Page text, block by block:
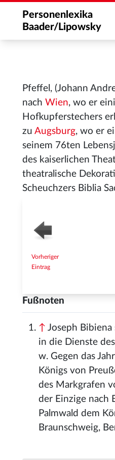
Personenlexika
Baader/Lipowsky
Pfeffel, (Johann
nach Wien, wo er
Hofkupferstechers
zu Augsburg, wo er
seinem 76ten
des kaiserlichen
theatralische
Scheuchzers Biblia
Vorheriger
Eintrag
Fußnoten
↑ Joseph
in die Dienste
w. Gegen das
Königs von
des Markgrafen
der Einzige nach
Palmwald dem
Braunschweig,